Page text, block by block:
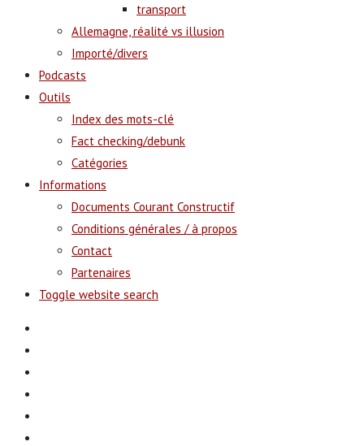
transport
Allemagne, réalité vs illusion
Importé/divers
Podcasts
Outils
Index des mots-clé
Fact checking/debunk
Catégories
Informations
Documents Courant Constructif
Conditions générales / à propos
Contact
Partenaires
Toggle website search